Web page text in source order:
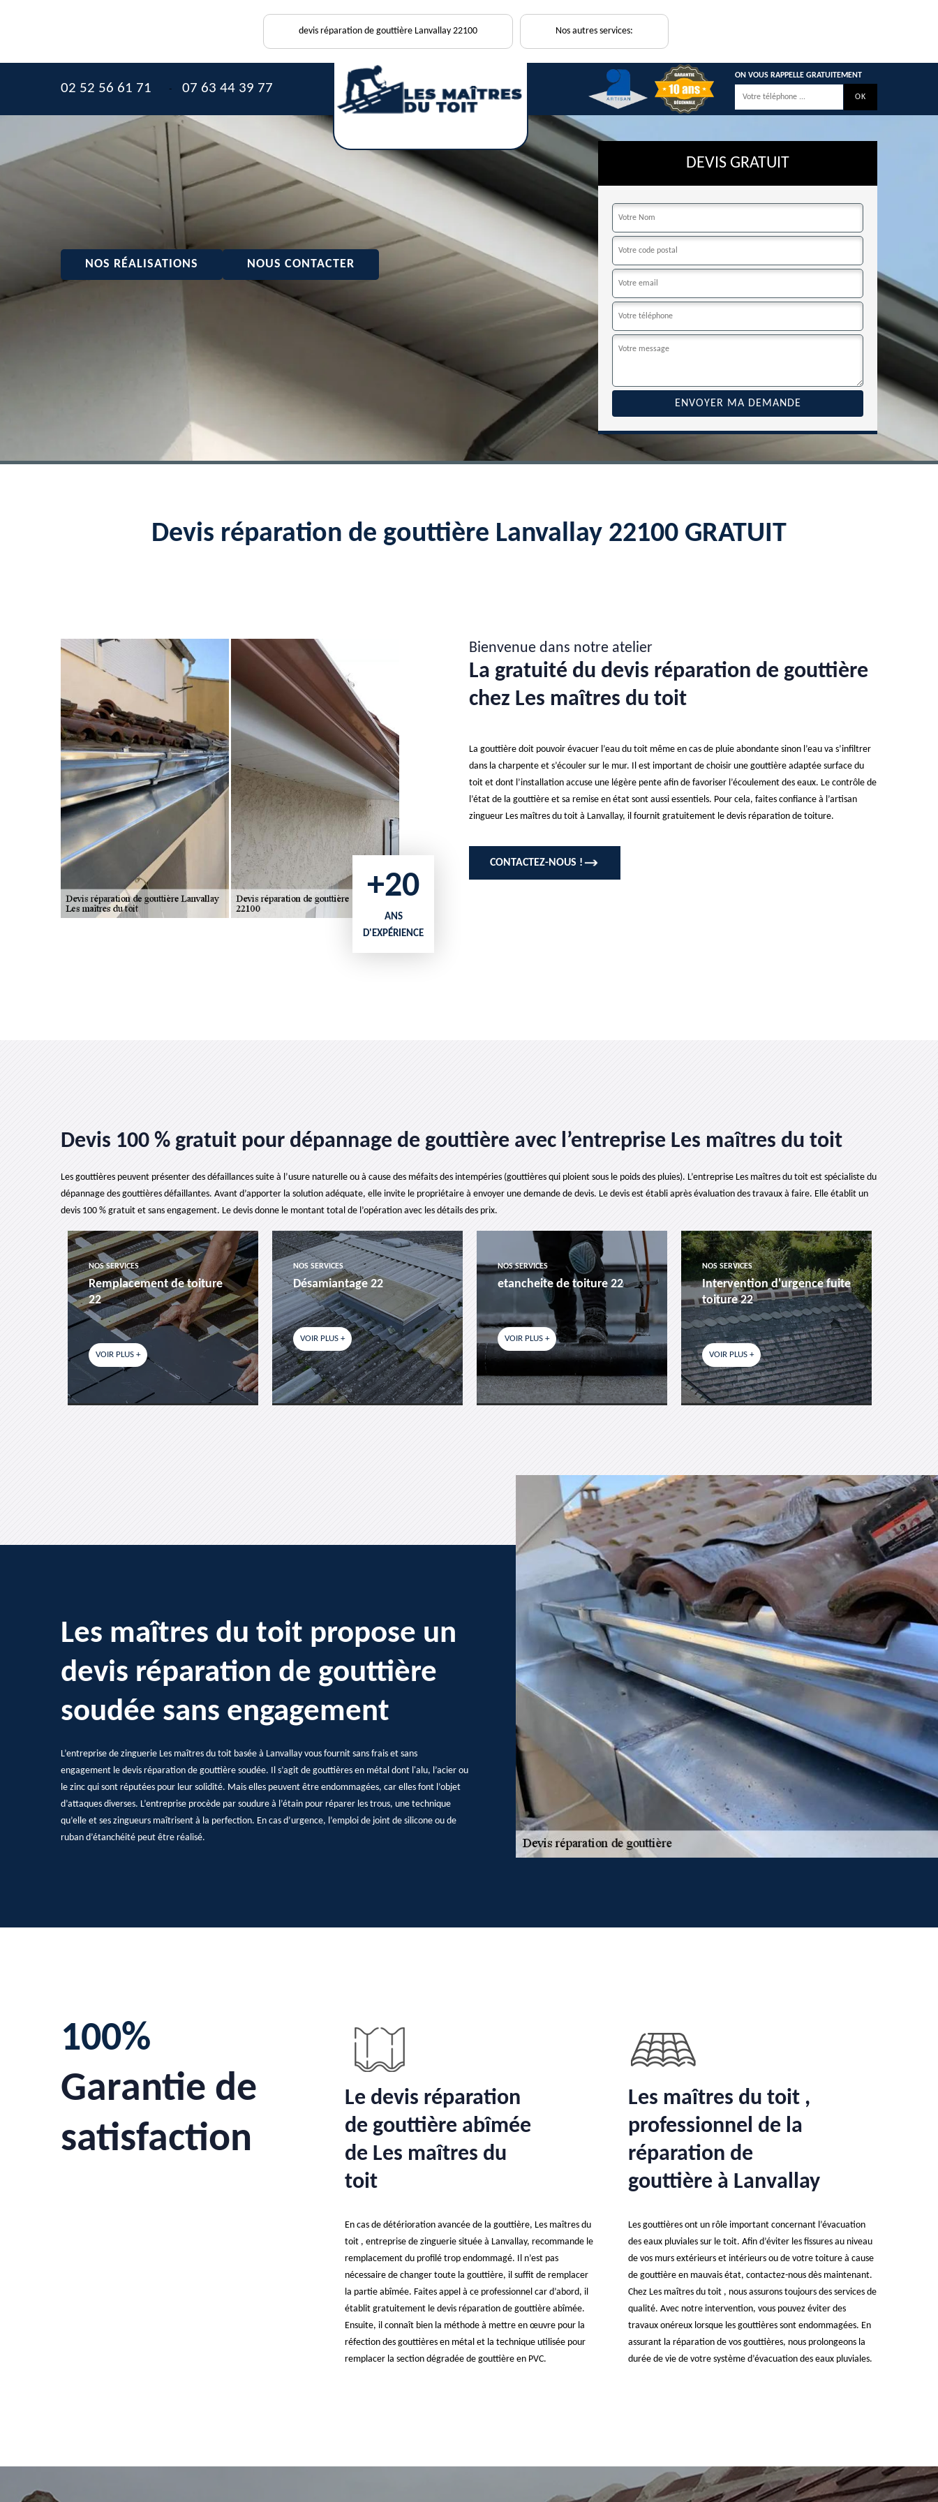
devis réparation de gouttière Lanvallay 22100 Nos autres services:
02 52 56 61 71 - 07 63 44 39 77
ON VOUS RAPPELLE GRATUITEMENT
NOS RÉALISATIONS NOUS CONTACTER
DEVIS GRATUIT
Devis réparation de gouttière Lanvallay 22100 GRATUIT
+20
ANS
D'EXPÉRIENCE
Bienvenue dans notre atelier
La gratuité du devis réparation de gouttière
chez Les maîtres du toit
La gouttière doit pouvoir évacuer l’eau du toit même en cas de pluie abondante sinon l’eau va s’infiltrer
dans la charpente et s’écouler sur le mur. Il est important de choisir une gouttière adaptée surface du
toit et dont l’installation accuse une légère pente afin de favoriser l’écoulement des eaux. Le contrôle de
l’état de la gouttière et sa remise en état sont aussi essentiels. Pour cela, faites confiance à l’artisan
zingueur Les maîtres du toit à Lanvallay, il fournit gratuitement le devis réparation de toiture.
CONTACTEZ-NOUS !
Devis 100 % gratuit pour dépannage de gouttière avec l’entreprise Les maîtres du toit
Les gouttières peuvent présenter des défaillances suite à l’usure naturelle ou à cause des méfaits des intempéries (gouttières qui ploient sous le poids des pluies). L’entreprise Les maîtres du toit est spécialiste du
dépannage des gouttières défaillantes. Avant d’apporter la solution adéquate, elle invite le propriétaire à envoyer une demande de devis. Le devis est établi après évaluation des travaux à faire. Elle établit un
devis 100 % gratuit et sans engagement. Le devis donne le montant total de l’opération avec les détails des prix.
NOS SERVICES
Remplacement de toiture
22
VOIR PLUS +
NOS SERVICES
Désamiantage 22
VOIR PLUS +
NOS SERVICES
etancheite de toiture 22
VOIR PLUS +
NOS SERVICES
Intervention d'urgence fuite
toiture 22
VOIR PLUS +
Les maîtres du toit propose un
devis réparation de gouttière
soudée sans engagement
L’entreprise de zinguerie Les maîtres du toit basée à Lanvallay vous fournit sans frais et sans
engagement le devis réparation de gouttière soudée. Il s’agit de gouttières en métal dont l'alu, l’acier ou
le zinc qui sont réputées pour leur solidité. Mais elles peuvent être endommagées, car elles font l’objet
d’attaques diverses. L’entreprise procède par soudure à l’étain pour réparer les trous, une technique
qu’elle et ses zingueurs maîtrisent à la perfection. En cas d’urgence, l’emploi de joint de silicone ou de
ruban d’étanchéité peut être réalisé.
100%
Garantie de
satisfaction
Le devis réparation
de gouttière abîmée
de Les maîtres du
toit
En cas de détérioration avancée de la gouttière, Les maîtres du
toit , entreprise de zinguerie située à Lanvallay, recommande le
remplacement du profilé trop endommagé. Il n’est pas
nécessaire de changer toute la gouttière, il suffit de remplacer
la partie abîmée. Faites appel à ce professionnel car d’abord, il
établit gratuitement le devis réparation de gouttière abîmée.
Ensuite, il connaît bien la méthode à mettre en œuvre pour la
réfection des gouttières en métal et la technique utilisée pour
remplacer la section dégradée de gouttière en PVC.
Les maîtres du toit ,
professionnel de la
réparation de
gouttière à Lanvallay
Les gouttières ont un rôle important concernant l’évacuation
des eaux pluviales sur le toit. Afin d’éviter les fissures au niveau
de vos murs extérieurs et intérieurs ou de votre toiture à cause
de gouttière en mauvais état, contactez-nous dès maintenant.
Chez Les maîtres du toit , nous assurons toujours des services de
qualité. Avec notre intervention, vous pouvez éviter des
travaux onéreux lorsque les gouttières sont endommagées. En
assurant la réparation de vos gouttières, nous prolongeons la
durée de vie de votre système d’évacuation des eaux pluviales.